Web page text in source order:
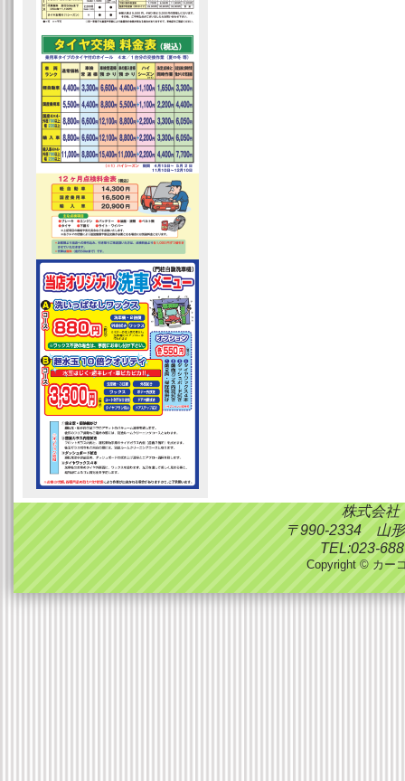
株式会
〒990-2334 山形
TEL:023-
Copyright © カー